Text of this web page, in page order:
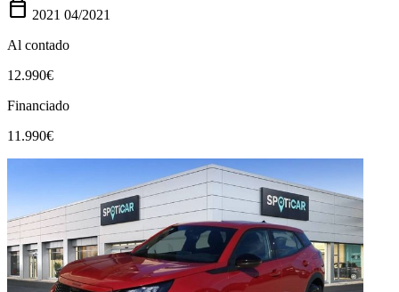
calendar_today 2021 04/2021
Al contado
12.990€
Financiado
11.990€